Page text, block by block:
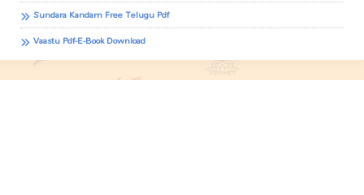
Sundara Kandam Free Telugu Pdf
Vaastu Pdf-E-Book Download